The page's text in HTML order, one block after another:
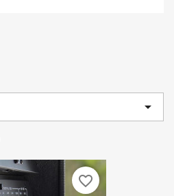

favorite_border